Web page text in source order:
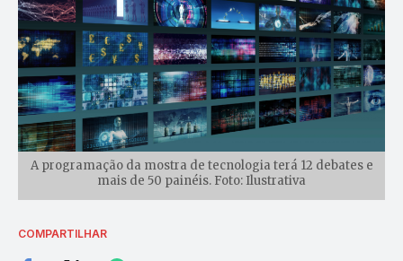
A programação da mostra de tecnologia terá 12 debates e
mais de 50 painéis. Foto: Ilustrativa
COMPARTILHAR